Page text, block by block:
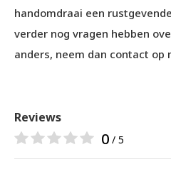
handomdraai een
verder nog vragen hebben
anders, neem dan contact op
Reviews
0 / 5